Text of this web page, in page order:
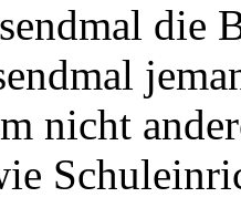
die
nicht